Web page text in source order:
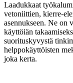
Laadukkaat
vetoniittien, kierre-
asennukseen. Ne on
käyttöiän
suorituskyvystä
helppokäyttöisten
joka kerta.